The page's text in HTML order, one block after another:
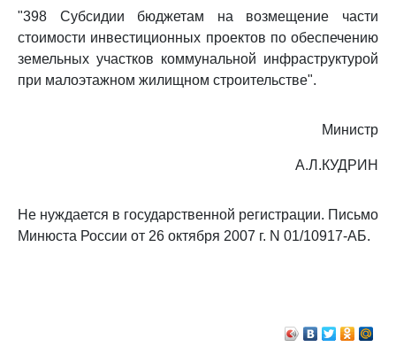
"398 Субсидии бюджетам на возмещение части
стоимости инвестиционных проектов по обеспечению
земельных участков коммунальной инфраструктурой
при малоэтажном жилищном строительстве".
Министр
А.Л.КУДРИН
Не нуждается в государственной регистрации. Письмо
Минюста России от 26 октября 2007 г. N 01/10917-АБ.